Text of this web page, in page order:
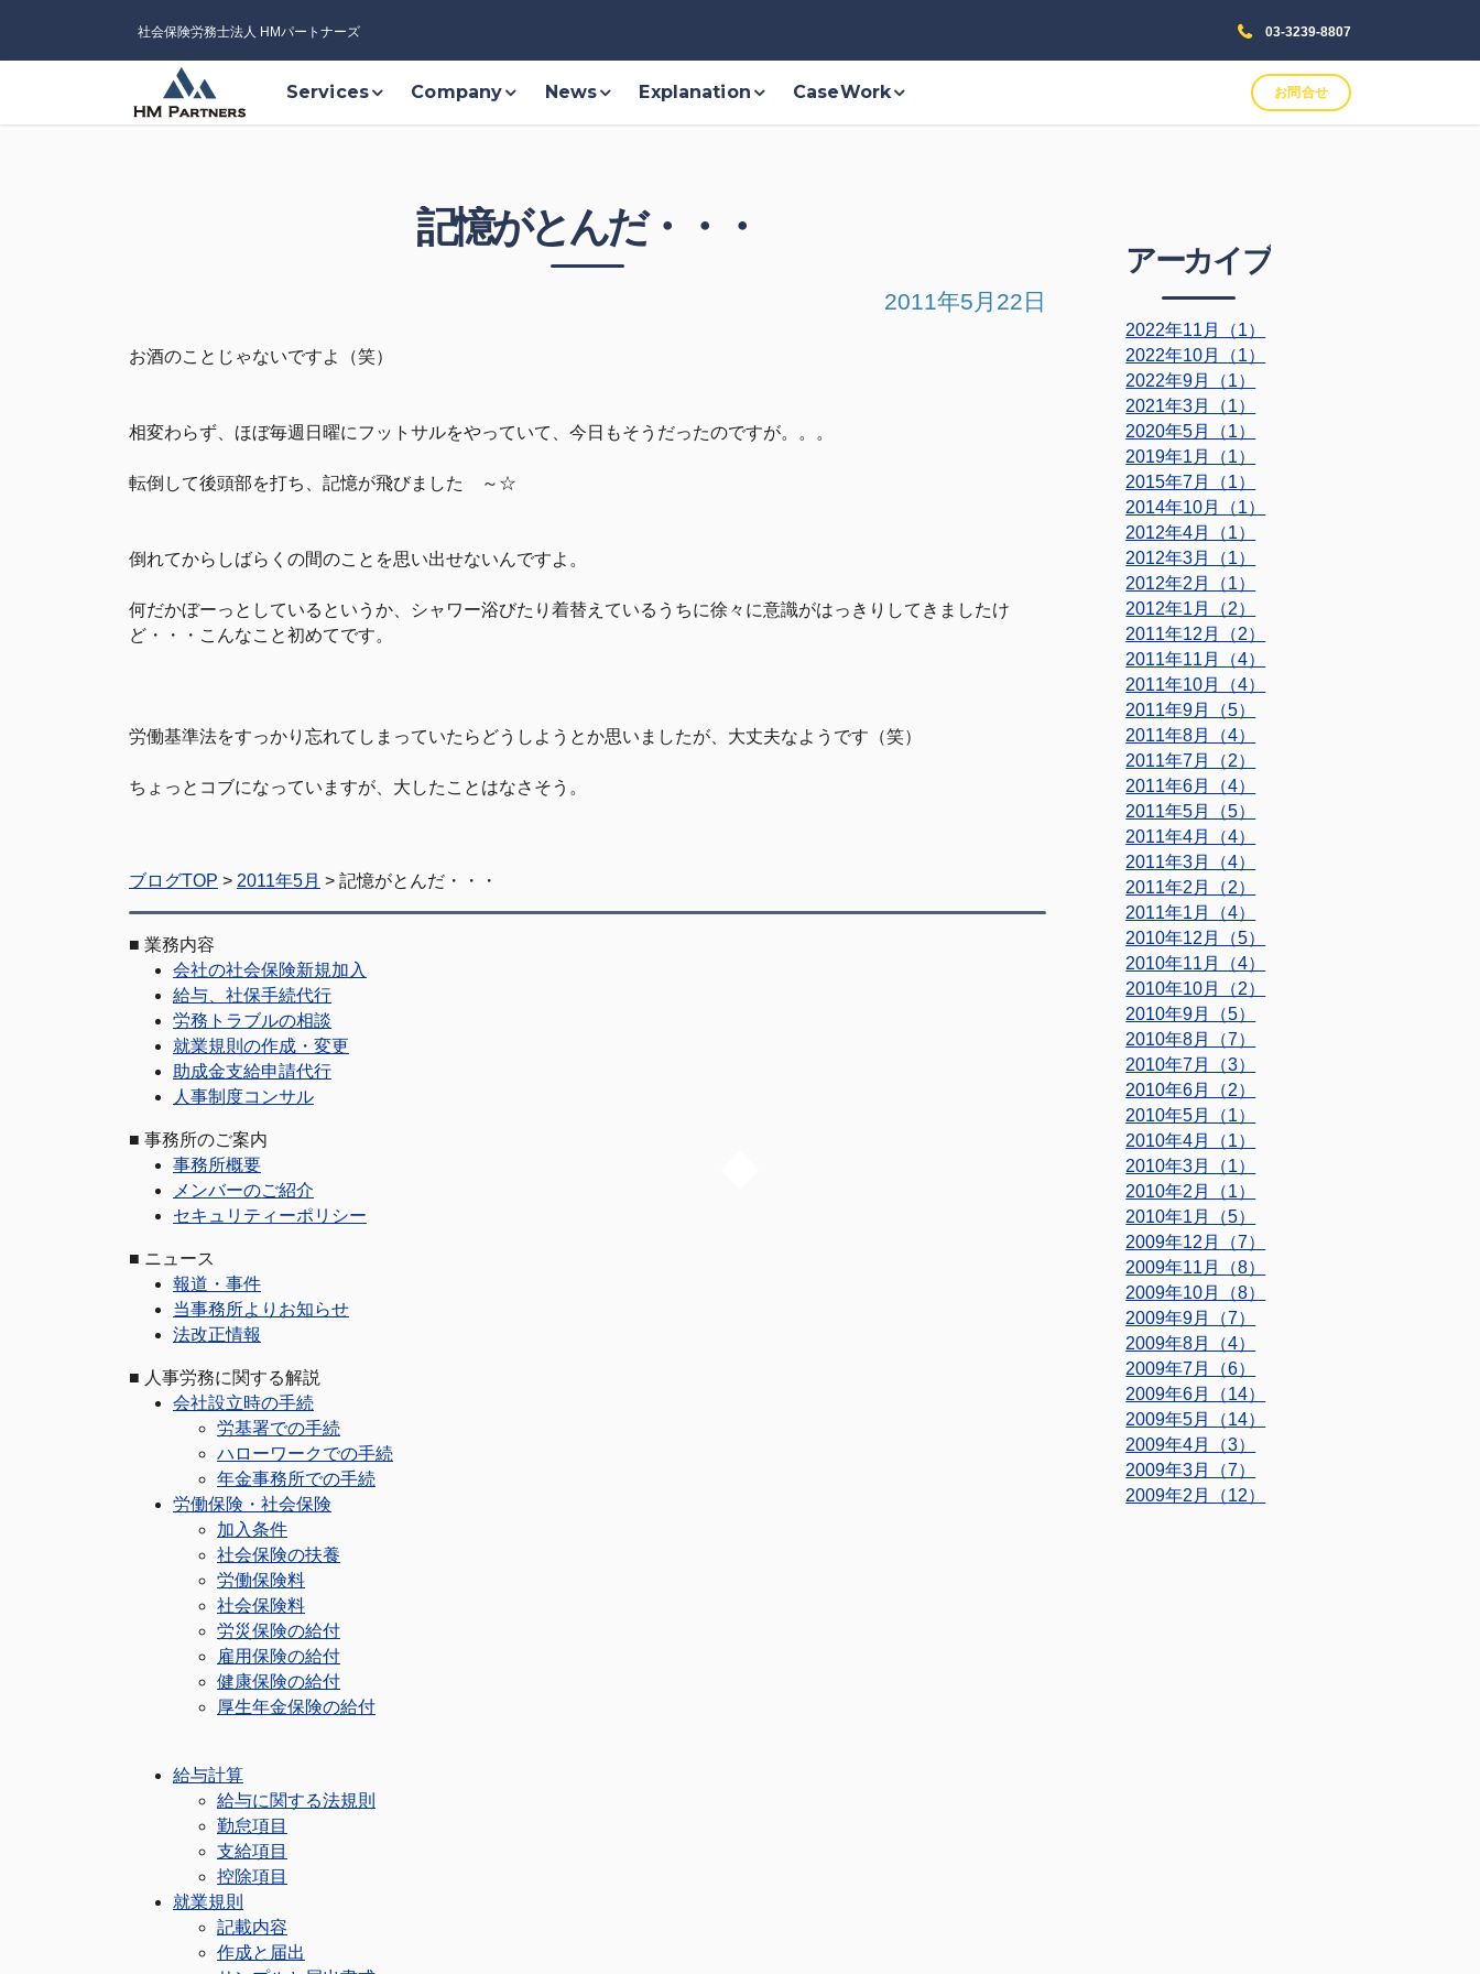
社会保険労務士法人 HMパートナーズ 03-3239-8807
Services Company News Explanation CaseWork お問合せ
記憶がとんだ・・・
2011年5月22日
お酒のことじゃないですよ（笑）
相変わらず、ほぼ毎週日曜にフットサルをやっていて、今日もそうだったのですが。。。
転倒して後頭部を打ち、記憶が飛びました ～☆
倒れてからしばらくの間のことを思い出せないんですよ。
何だかぼーっとしているというか、シャワー浴びたり着替えているうちに徐々に意識がはっきりしてきましたけ
ど・・・こんなこと初めてです。
労働基準法をすっかり忘れてしまっていたらどうしようとか思いましたが、大丈夫なようです（笑）
ちょっとコブになっていますが、大したことはなさそう。
ブログTOP > 2011年5月 > 記憶がとんだ・・・
■ 業務内容
会社の社会保険新規加入
給与、社保手続代行
労務トラブルの相談
就業規則の作成・変更
助成金支給申請代行
人事制度コンサル
■ 事務所のご案内
事務所概要
メンバーのご紹介
セキュリティーポリシー
■ ニュース
報道・事件
当事務所よりお知らせ
法改正情報
■ 人事労務に関する解説
会社設立時の手続
労基署での手続
ハローワークでの手続
年金事務所での手続
労働保険・社会保険
加入条件
社会保険の扶養
労働保険料
社会保険料
労災保険の給付
雇用保険の給付
健康保険の給付
厚生年金保険の給付
給与計算
給与に関する法規則
勤怠項目
支給項目
控除項目
就業規則
記載内容
作成と届出
アーカイブ
2022年11月（1）
2022年10月（1）
2022年9月（1）
2021年3月（1）
2020年5月（1）
2019年1月（1）
2015年7月（1）
2014年10月（1）
2012年4月（1）
2012年3月（1）
2012年2月（1）
2012年1月（2）
2011年12月（2）
2011年11月（4）
2011年10月（4）
2011年9月（5）
2011年8月（4）
2011年7月（2）
2011年6月（4）
2011年5月（5）
2011年4月（4）
2011年3月（4）
2011年2月（2）
2011年1月（4）
2010年12月（5）
2010年11月（4）
2010年10月（2）
2010年9月（5）
2010年8月（7）
2010年7月（3）
2010年6月（2）
2010年5月（1）
2010年4月（1）
2010年3月（1）
2010年2月（1）
2010年1月（5）
2009年12月（7）
2009年11月（8）
2009年10月（8）
2009年9月（7）
2009年8月（4）
2009年7月（6）
2009年6月（14）
2009年5月（14）
2009年4月（3）
2009年3月（7）
2009年2月（12）